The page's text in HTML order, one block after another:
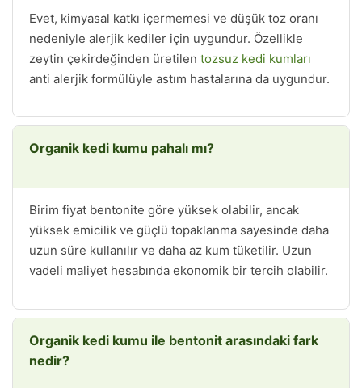
Evet, kimyasal katkı içermemesi ve düşük toz oranı
nedeniyle alerjik kediler için uygundur. Özellikle
zeytin çekirdeğinden üretilen tozsuz kedi kumları
anti alerjik formülüyle astım hastalarına da uygundur.
Organik kedi kumu pahalı mı?
Birim fiyat bentonite göre yüksek olabilir, ancak
yüksek emicilik ve güçlü topaklanma sayesinde daha
uzun süre kullanılır ve daha az kum tüketilir. Uzun
vadeli maliyet hesabında ekonomik bir tercih olabilir.
Organik kedi kumu ile bentonit arasındaki fark
nedir?